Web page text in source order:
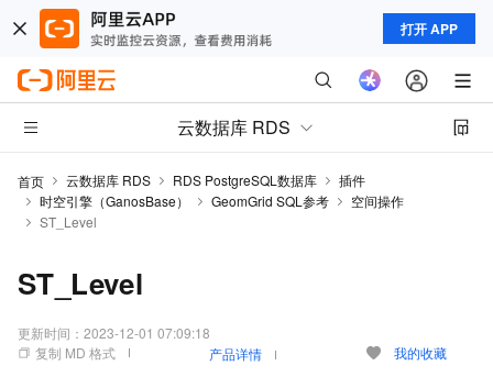
打开 APP
云数据库 RDS
首页 云数据库 RDS RDS PostgreSQL数据库
插件
时空引擎（GanosBase）
GeomGrid SQL参考
空间操作
ST_Level
ST_Level
更新时间： 2023-12-01 07:09:18
复制 MD 格式
产品详情 我的收藏